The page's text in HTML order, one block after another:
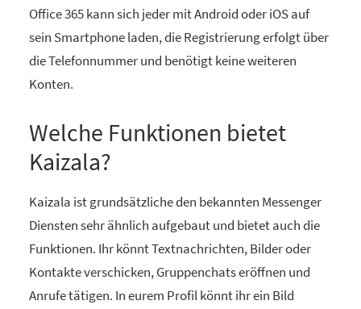
Office 365 kann sich jeder mit Android oder iOS auf
sein Smartphone laden, die Registrierung erfolgt über
die Telefonnummer und benötigt keine weiteren
Konten.
Welche Funktionen bietet
Kaizala?
Kaizala ist grundsätzliche den bekannten Messenger
Diensten sehr ähnlich aufgebaut und bietet auch die
Funktionen. Ihr könnt Textnachrichten, Bilder oder
Kontakte verschicken, Gruppenchats eröffnen und
Anrufe tätigen. In eurem Profil könnt ihr ein Bild